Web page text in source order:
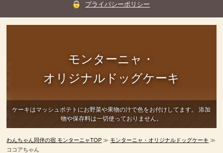
プライバシーポリシー
モンターニャ・
オリジナルドッグケーキ
ケーキはマッシュポテトにお野菜や果物の汁で色をお付けしてます。
添加
物や保存料は一切使っておりません。
わんちゃん同伴の宿 モンターニャTOP ≫モンターニャ・オリジナルドッグケーキ ≫
ココアちゃん